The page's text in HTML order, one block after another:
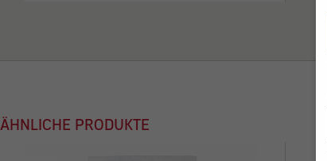
ÄHNLICHE PRODUKTE